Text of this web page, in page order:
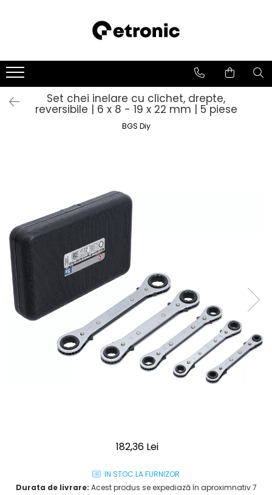
Set chei inelare cu clichet, drepte,
reversibile | 6 x 8 - 19 x 22 mm | 5 piese
BGS Diy
182,36 Lei
IN STOC LA FURNIZOR
Durata de livrare: Acest produs se expediază în aproximnativ 7